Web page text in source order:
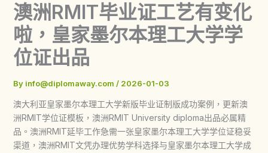
澳洲RMIT毕业证工艺有变化
啦，皇家墨尔本理工大学学
位证出品
By info@diplomaway.com / 2026-01-03
澳大利亚皇家墨尔本理工大学新版毕业证制版成功案例，更新澳
洲RMIT学位证模板，澳洲RMIT University diploma出品必属精
品。澳洲RMIT延毕工作急需一张皇家墨尔本理工大学学位证稳妥
渠道，澳洲RMIT文凭办理优势学科选择与皇家墨尔本理工大学成